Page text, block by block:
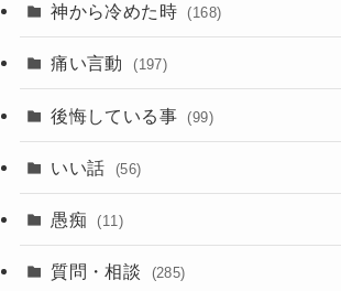
神から冷めた時 (168)
痛い言動 (197)
後悔している事 (99)
いい話 (56)
愚痴 (11)
質問・相談 (285)